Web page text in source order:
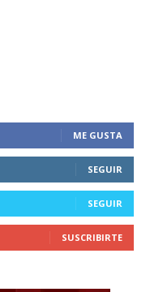
ME GUSTA
SEGUIR
SEGUIR
SUSCRIBIRTE